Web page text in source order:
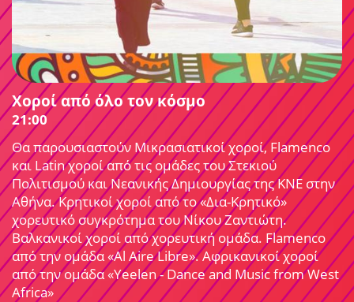
Χοροί από όλο τον κόσμο
21:00
Θα παρουσιαστούν Μικρασιατικοί χοροί, Flamenco
και Latin χοροί από τις ομάδες του Στεκιού
Πολιτισμού και Νεανικής Δημιουργίας της ΚΝΕ στην
Αθήνα. Κρητικοί χοροί από το «Δια-Κρητικό»
χορευτικό συγκρότημα του Νίκου Ζαντιώτη.
Βαλκανικοί χοροί από χορευτική ομάδα. Flamenco
από την ομάδα «Al Aire Libre». Αφρικανικοί χοροί
από την ομάδα «Yeelen - Dance and Music from West
Africa»